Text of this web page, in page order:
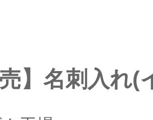
売】名刺入れ